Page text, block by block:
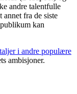
andre talentfulle
annet fra de siste
kan
i andre populære
ambisjoner.